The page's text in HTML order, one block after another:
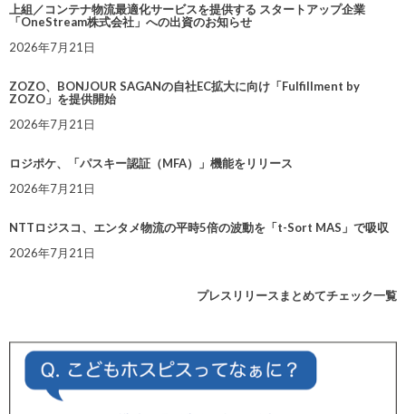
上組／コンテナ物流最適化サービスを提供する スタートアップ企業
「OneStream株式会社」への出資のお知らせ
2026年7月21日
ZOZO、BONJOUR SAGANの自社EC拡大に向け「Fulfillment by
ZOZO」を提供開始
2026年7月21日
ロジポケ、「パスキー認証（MFA）」機能をリリース
2026年7月21日
NTTロジスコ、エンタメ物流の平時5倍の波動を「t-Sort MAS」で吸収
2026年7月21日
プレスリリースまとめてチェック一覧